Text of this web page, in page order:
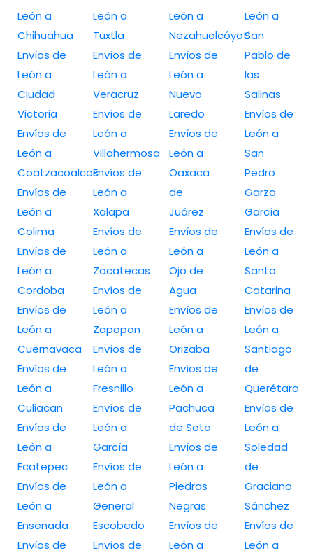
León a
Chihuahua
Envíos de
León a
Ciudad
Victoria
Envíos de
León a
Coatzacoalcos
Envíos de
León a
Colima
Envíos de
León a
Cordoba
Envíos de
León a
Cuernavaca
Envíos de
León a
Culiacan
Envíos de
León a
Ecatepec
Envíos de
León a
Ensenada
Envíos de
León a
Tuxtla
Envíos de
León a
Veracruz
Envíos de
León a
Villahermosa
Envíos de
León a
Xalapa
Envíos de
León a
Zacatecas
Envíos de
León a
Zapopan
Envíos de
León a
Fresnillo
Envíos de
León a
García
Envíos de
León a
General
Escobedo
Envíos de
León a
Nezahualcóyotl
Envíos de
León a
Nuevo
Laredo
Envíos de
León a
Oaxaca
de
Juárez
Envíos de
León a
Ojo de
Agua
Envíos de
León a
Orizaba
Envíos de
León a
Pachuca
de Soto
Envíos de
León a
Piedras
Negras
Envíos de
León a
León a
San
Pablo de
las
Salinas
Envíos de
León a
San
Pedro
Garza
García
Envíos de
León a
Santa
Catarina
Envíos de
León a
Santiago
de
Querétaro
Envíos de
León a
Soledad
de
Graciano
Sánchez
Envíos de
León a